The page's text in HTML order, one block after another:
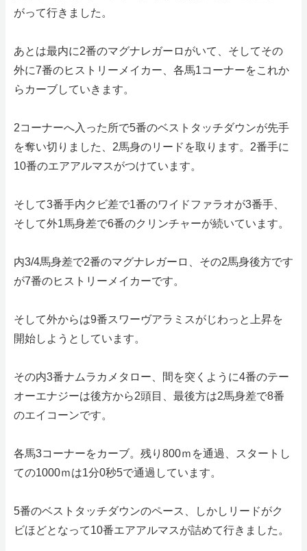
がって行きました。
あとは最内に2番のマグナレガーロがいて、そしてその
外に7番のヒストリーメイカー、各馬1コーナーをこれか
らカーブしていきます。
2コーナーへ入った所で5番のベストタッチダウンが先手
を奪い切りました、2馬身のリードを取ります。2番手に
10番のエアアルマスがつけています。
そして3番手内クビ差で1番のワイドファラオが3番手、
そして外1馬身差で6番のクリンチャーが続いています。
内3/4馬身差で2番のマグナレガーロ、その2馬身後方です
が7番のヒストリーメイカーです。
そして外からは9番スワーヴアラミスがじわっと上昇を
開始しようとしています。
その内3番ナムラカメタロー、間を突くように4番のテー
オーエナジーは後方から2頭目、最後方は2馬身差で8番
のエイコーンです。
各馬3コーナーをカーブ。残り800ｍを通過、スタートし
ての1000ｍは1分0秒5で通過しています。
5番のベストタッチダウンのペース、しかしリードがク
ビほどとなって10番エアアルマスが詰めて行きました。